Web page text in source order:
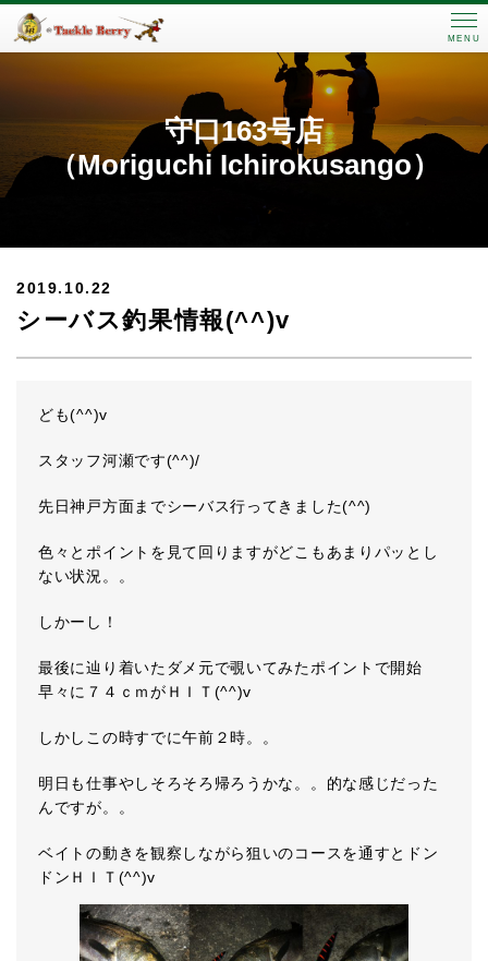
MENU
守口163号店
（Moriguchi Ichirokusango）
2019.10.22
シーバス釣果情報(^^)v
ども(^^)v
スタッフ河瀬です(^^)/
先日神戸方面までシーバス行ってきました(^^)
色々とポイントを見て回りますがどこもあまりパッとし
ない状況。。
しかーし！
最後に辿り着いたダメ元で覗いてみたポイントで開始
早々に７４ｃｍがＨＩＴ(^^)v
しかしこの時すでに午前２時。。
明日も仕事やしそろそろ帰ろうかな。。的な感じだった
んですが。。
ベイトの動きを観察しながら狙いのコースを通すとドン
ドンＨＩＴ(^^)v